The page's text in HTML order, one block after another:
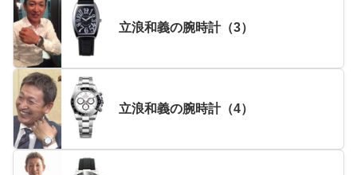
立浪和義の腕時計（3）
立浪和義の腕時計（4）